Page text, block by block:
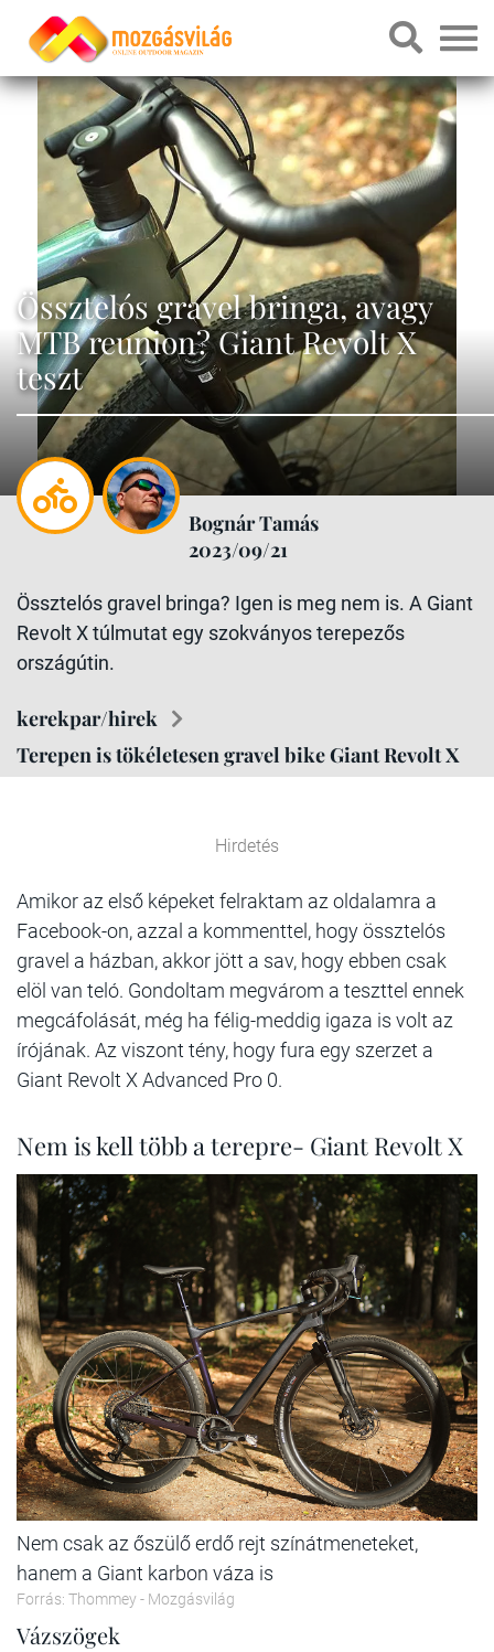
Össztelós gravel bringa, avagy
MTB reunion? Giant Revolt X
teszt
Bognár Tamás
2023/09/21
Össztelós gravel bringa? Igen is meg nem is. A Giant
Revolt X túlmutat egy szokványos terepezős
országútin.
kerekpar/hirek
Terepen is tökéletesen gravel bike Giant Revolt X
Hirdetés
Amikor az első képeket felraktam az oldalamra a
Facebook-on, azzal a kommenttel, hogy össztelós
gravel a házban, akkor jött a sav, hogy ebben csak
elöl van teló. Gondoltam megvárom a teszttel ennek
megcáfolását, még ha félig-meddig igaza is volt az
írójának. Az viszont tény, hogy fura egy szerzet a
Giant Revolt X Advanced Pro 0.
Nem is kell több a terepre- Giant Revolt X
Nem csak az őszülő erdő rejt színátmeneteket,
hanem a Giant karbon váza is
Forrás: Thommey - Mozgásvilág
Vázszögek